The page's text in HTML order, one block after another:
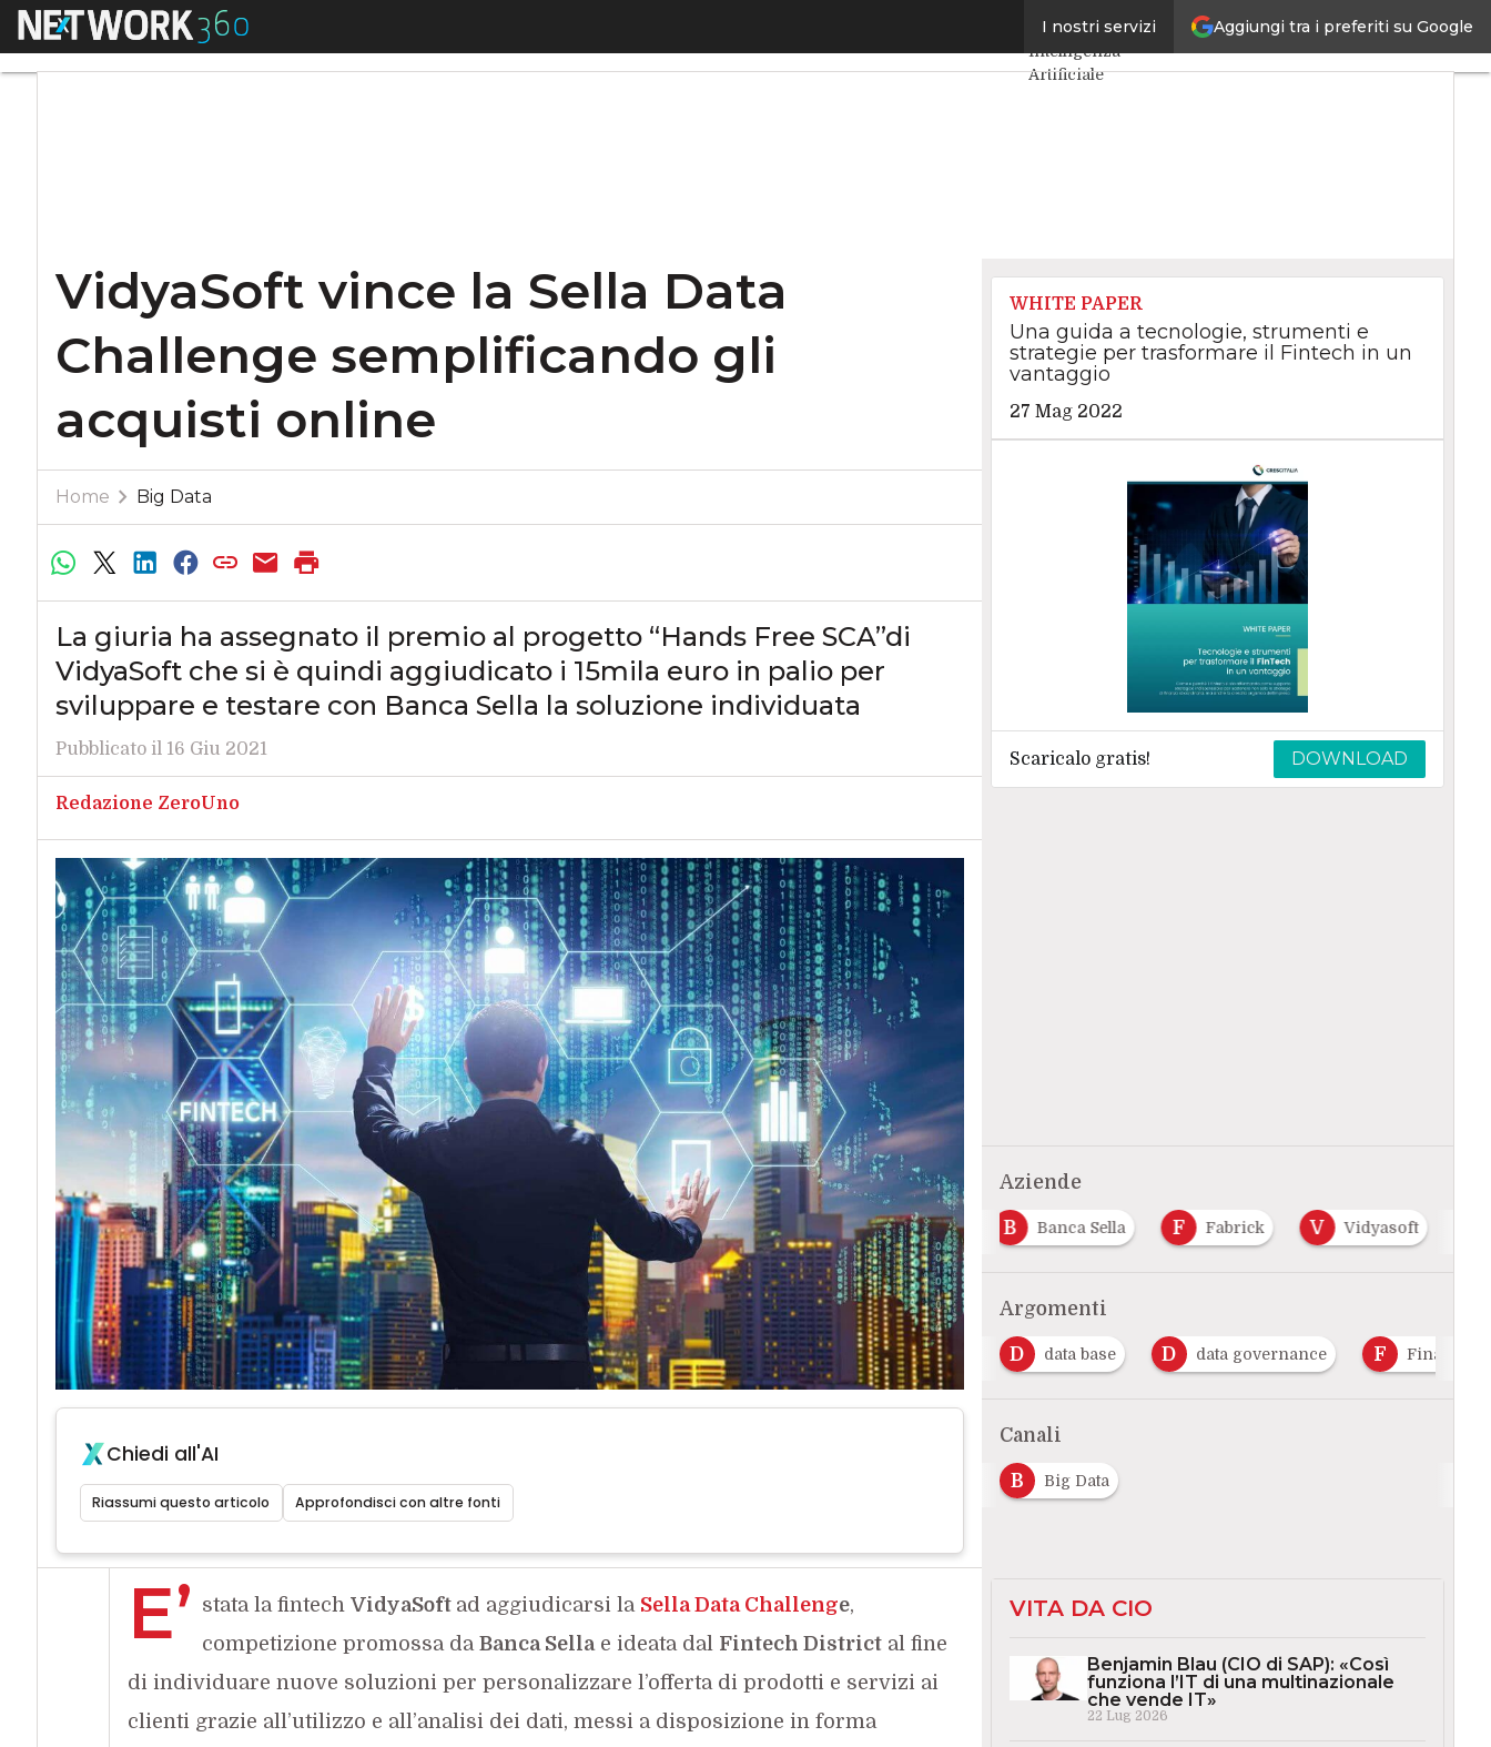
Aggiungi tra i preferiti su Google
I nostri servizi
Menu
Ultimi articoli
Intelligenza
Artificiale
VidyaSoft vince la Sella Data
Challenge semplificando gli
acquisti online
Home Big Data
La giuria ha assegnato il premio al progetto “Hands Free SCA”di
VidyaSoft che si è quindi aggiudicato i 15mila euro in palio per
sviluppare e testare con Banca Sella la soluzione individuata
Pubblicato il 16 Giu 2021
Redazione ZeroUno
Chiedi all'AI
Riassumi questo articolo Approfondisci con altre fonti
E’ stata la fintech VidyaSoft ad aggiudicarsi la Sella Data Challenge,
competizione promossa da Banca Sellae ideata dal Fintech Districtal fine
di individuare nuove soluzioni per personalizzare l’offerta di prodotti e servizi ai
clienti grazie all’utilizzo e all’analisi dei dati, messi a disposizione in forma
WHITE PAPER
Una guida a tecnologie, strumenti e
strategie per trasformare il Fintech in un
vantaggio
27 Mag 2022
Scaricalo gratis! DOWNLOAD
Aziende
B Banca Sella F Fabrick V Vidyasoft
Argomenti
B banking D data base D data governance F Finance
Canali
B Big Data
VITA DA CIO
Benjamin Blau (CIO di SAP): «Così
funziona l’IT di una multinazionale
che vende IT»
22 Lug 2026